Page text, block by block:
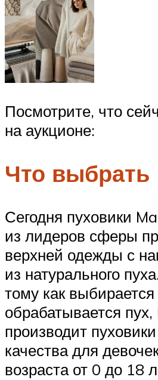
Посмотрите, что
на аукционе:
Что выбрать
Сегодня пуховики
из лидеров сферы
верхней одежды с
из натурального
тому как выбирается
обрабатывается
производит
качества для
возраста от 0 до 18